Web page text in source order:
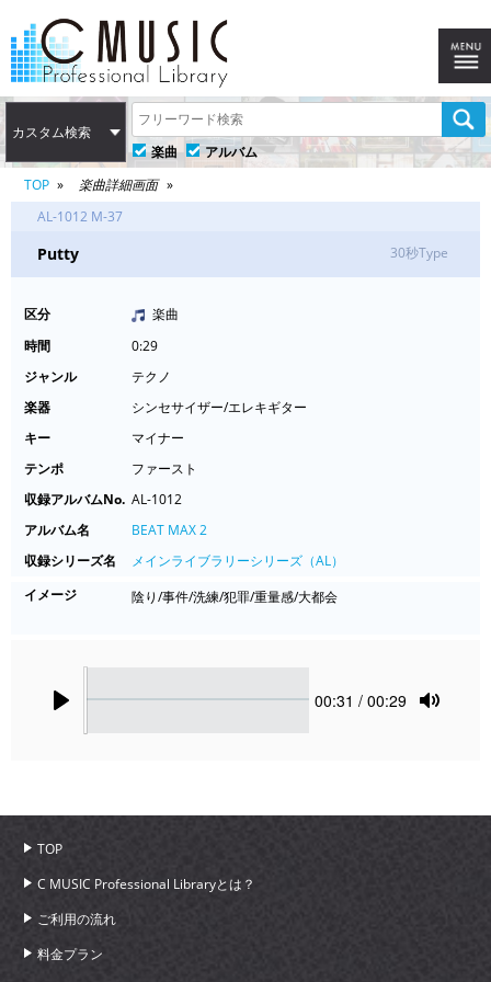
カスタム検索
楽曲
アルバム
TOP
楽曲詳細画面
AL-1012 M-37
Putty 30秒Type
区分
楽曲
時間
0:29
ジャンル
テクノ
楽器
シンセサイザー/エレキギター
キー
マイナー
テンポ
ファースト
収録アルバムNo. AL-1012
アルバム名
BEAT MAX 2
収録シリーズ名
メインライブラリーシリーズ（AL）
イメージ
陰り/事件/洗練/犯罪/重量感/大都会
Current
00:31 / 00:29
TOP
C MUSIC Professional Libraryとは？
ご利用の流れ
料金プラン